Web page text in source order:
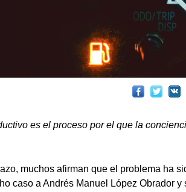
es el proceso por el que la
muchos afirman que el problema ha
caso a Andrés Manuel López Obrador